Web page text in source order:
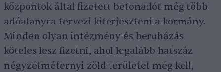
központok által fizetett betonadót még több
adóalanyra tervezi kiterjeszteni a kormány.
Minden olyan intézmény és beruházás
köteles lesz fizetni, ahol legalább hatszáz
négyzetméternyi zöld területet meg kell,